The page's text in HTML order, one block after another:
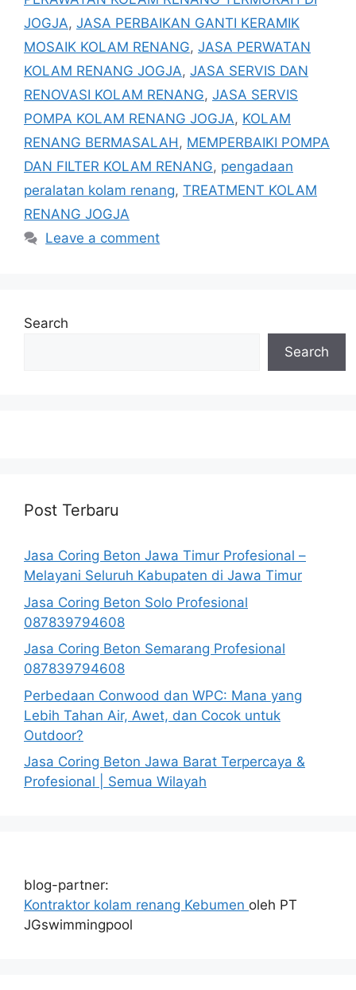
JOGJA, JASA PERBAIKAN GANTI KERAMIK
MOSAIK KOLAM RENANG, JASA PERWATAN
KOLAM RENANG JOGJA, JASA SERVIS DAN
RENOVASI KOLAM RENANG, JASA SERVIS
POMPA KOLAM RENANG JOGJA, KOLAM
RENANG BERMASALAH, MEMPERBAIKI POMPA
DAN FILTER KOLAM RENANG, pengadaan
peralatan kolam renang, TREATMENT KOLAM
RENANG JOGJA
Leave a comment
Search
Search
Post Terbaru
Jasa Coring Beton Jawa Timur Profesional –
Melayani Seluruh Kabupaten di Jawa Timur
Jasa Coring Beton Solo Profesional
087839794608
Jasa Coring Beton Semarang Profesional
087839794608
Perbedaan Conwood dan WPC: Mana yang
Lebih Tahan Air, Awet, dan Cocok untuk
Outdoor?
Jasa Coring Beton Jawa Barat Terpercaya &
Profesional | Semua Wilayah
blog-partner:
Kontraktor kolam renang Kebumen oleh PT
JGswimmingpool